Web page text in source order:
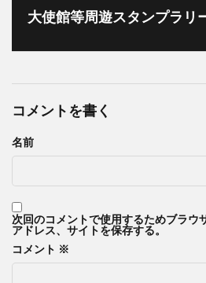
大使館等周遊スタンプラリ
コメントを書く
名前
次回のコメントで使用するためブラウ
アドレス、サイトを保存する。
コメント ※